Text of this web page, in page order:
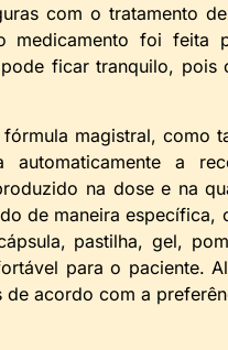
com o tratamento
medicamento foi feita
ficar tranquilo, pois
magistral, como
a
na dose e na
de maneira específica,
pastilha, gel,
para o paciente.
acordo com a